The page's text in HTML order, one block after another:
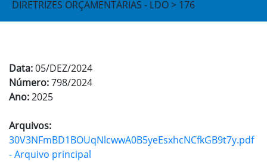
DIRETRIZES ORÇAMENTÁRIAS - LDO > 176
Data:05/DEZ/2024
Número:798/2024
Ano:2025
Arquivos:
30V3NFmBD1BOUqNlcwwA0B5yeEsxhcNCfkGB9t7y.pdf
- Arquivo principal